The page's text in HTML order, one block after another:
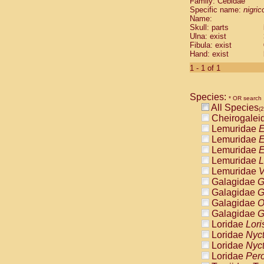
Cebidae
Cebidae
Cebidae
Cebidae
Cebidae
Cebidae
Cebidae
Cebidae
Cebidae
Cebidae
Cebidae
Cebidae
Atelidae
Atelidae
Atelidae
Atelidae
Atelidae
Atelidae
Atelidae
Atelidae
Atelidae
Atelidae
Pitheciidae
Specific name:
Name:
Skull: parts
Ulna: exist
Fibula: exist
Hand: exist
1 - 1 of 1
Species: * OR search
All Species
Lemuridae
Lemuridae
Lemuridae
Lemuridae
Lemuridae
Galagidae
Galagidae
Galagidae
Galagidae
Loridae
Loridae
Loridae
Loridae